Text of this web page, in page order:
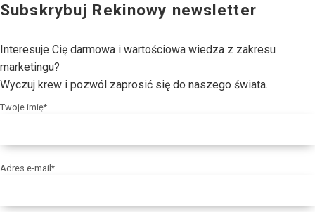
Subskrybuj Rekinowy newsletter
Interesuje Cię darmowa i wartościowa wiedza z zakresu
marketingu?
Wyczuj krew i pozwól zaprosić się do naszego świata.
Twoje imię*
Adres e-mail*